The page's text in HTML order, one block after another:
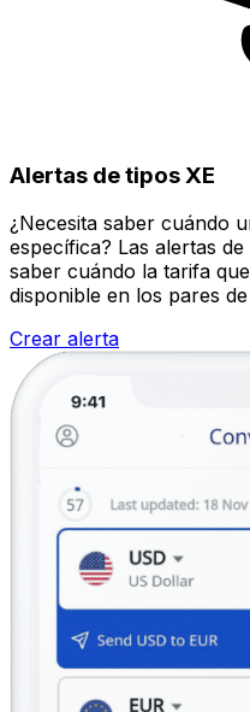
Alertas de tipos XE
¿Necesita saber cuándo
específica? Las alertas
saber cuándo la tarifa
disponible en los pares
Crear alerta